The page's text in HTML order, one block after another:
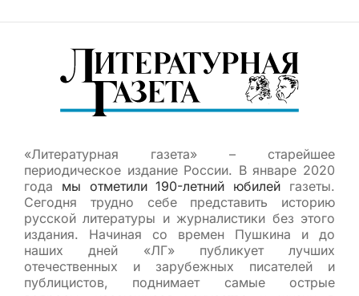
«Литературная газета» – старейшее
периодическое издание России. В январе 2020
года мы отметили 190-летний юбилей газеты.
Сегодня трудно себе представить историю
русской литературы и журналистики без этого
издания. Начиная со времен Пушкина и до
наших дней «ЛГ» публикует лучших
отечественных и зарубежных писателей и
публицистов, поднимает самые острые